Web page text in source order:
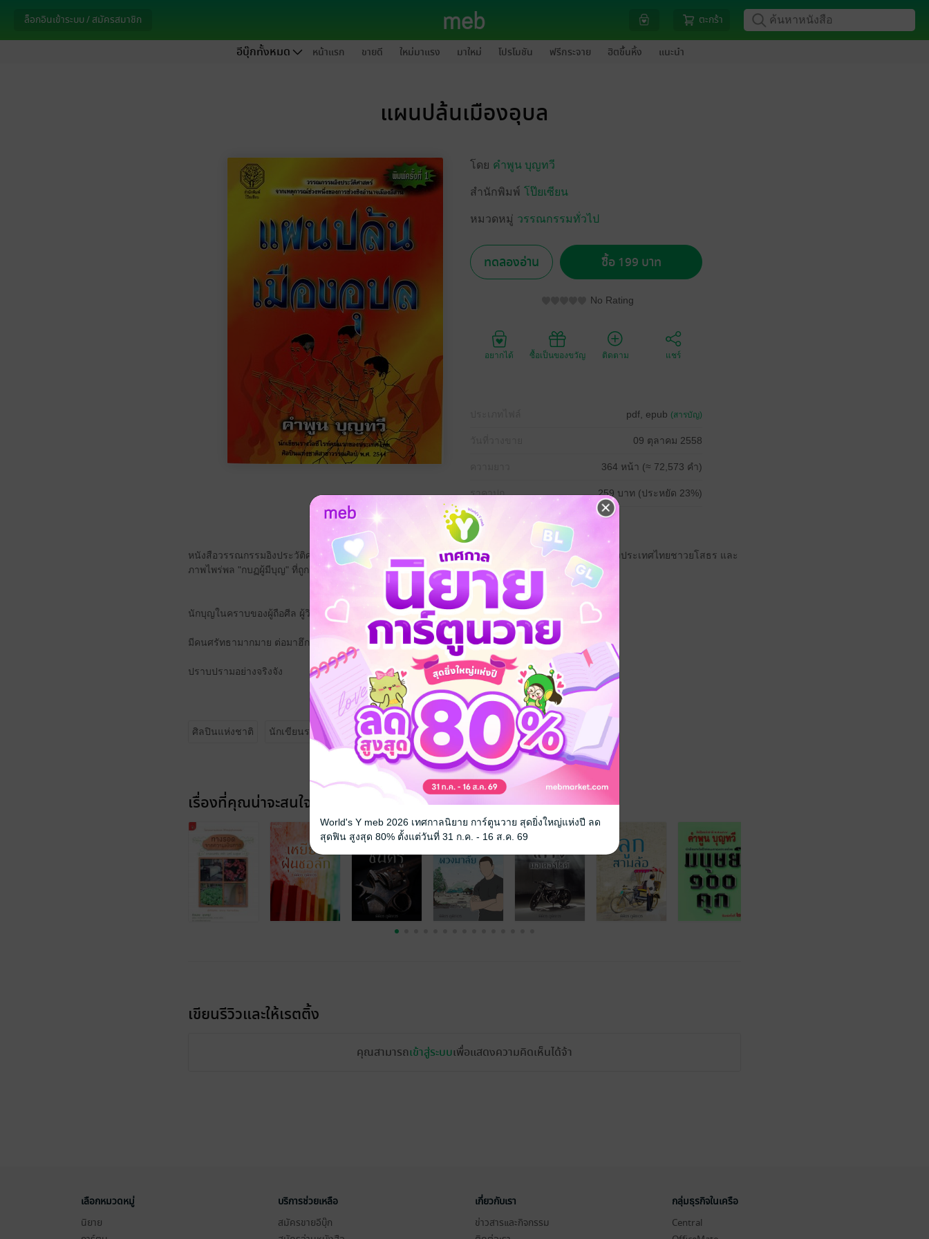
ล็อกอินเข้าระบบ / สมัครสมาชิก ตะกร้า
อีบุ๊กทั้งหมด หน้าแรก ขายดี ใหม่มาแรง มาใหม่ โปรโมชัน ฟรีกระจาย ฮิตขึ้นหิ้ง แนะนำ
แผนปล้นเมืองอุบล
โดย คำพูน บุญทวี
สำนักพิมพ์ โป๊ยเซียน
หมวดหมู่ วรรณกรรมทั่วไป
ทดลองอ่าน ซื้อ 199 บาท
No Rating
อยากได้ ซื้อเป็นของขวัญ ติดตาม แชร์
pdf, epub (สารบัญ)
09 ตุลาคม 2558
364 หน้า (≈ 72,573 คำ)
ราคาปก 259 บาท (ประหยัด 23%)
หนังสือวรรณกรรมอิงประวัติศาสตร์จากเหตุการณ์จริง ของคำพูน บุญทวี นักเขียนรางวัลซีไรซ์คนแรกของประเทศไทยชาวยโสธร และ
ภาพไพร่พล "กบฏผู้มีบุญ" ที่ถูกกองกำลังทางการจับเป็นเชลย
นักบุญในคราบของผู้ถือศีล ผู้วิเศษ อวดคุณวิเศษมากมายจนยิ่งใหญ่
มีคนศรัทธามากมาย ต่อมาฮึกเหิมก่อการกบฏจะยึดเมืองอุบลฯ ทางการต้อง
ปราบปรามอย่างจริงจัง
ศิลปินแห่งชาติ นักเขียนรางวัลซีไรต์
เรื่องที่คุณน่าจะสนใจ
เขียนรีวิวและให้เรตติ้ง
คุณสามารถเข้าสู่ระบบเพื่อแสดงความคิดเห็นได้จ้า
เลือกหมวดหมู่
นิยาย
บริการช่วยเหลือ
สมัครขายอีบุ๊ก
เกี่ยวกับเรา
ข่าวสารและกิจกรรม
กลุ่มธุรกิจในเครือ
Central
World's Y meb 2026 เทศกาลนิยาย การ์ตูนวาย สุดยิ่งใหญ่แห่งปี ลด
สุดฟิน สูงสุด 80% ตั้งแต่วันที่ 31 ก.ค. - 16 ส.ค. 69